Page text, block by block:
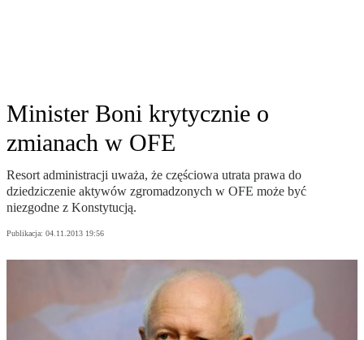
Minister Boni krytycznie o
zmianach w OFE
Resort administracji uważa, że częściowa utrata prawa do
dziedziczenie aktywów zgromadzonych w OFE może być
niezgodne z Konstytucją.
Publikacja: 04.11.2013 19:56